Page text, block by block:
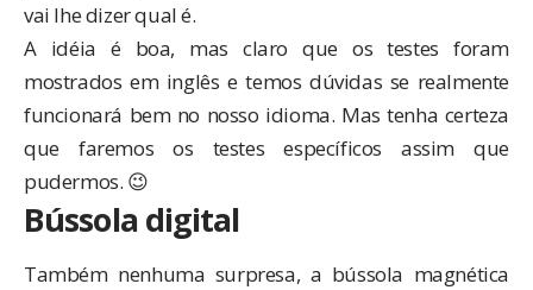
vai lhe dizer qual é.
A idéia é boa, mas claro que os testes foram
mostrados em inglês e temos dúvidas se realmente
funcionará bem no nosso idioma. Mas tenha certeza
que faremos os testes específicos assim que
pudermos. 😉
Bússola digital
Também nenhuma surpresa, a bússola magnética